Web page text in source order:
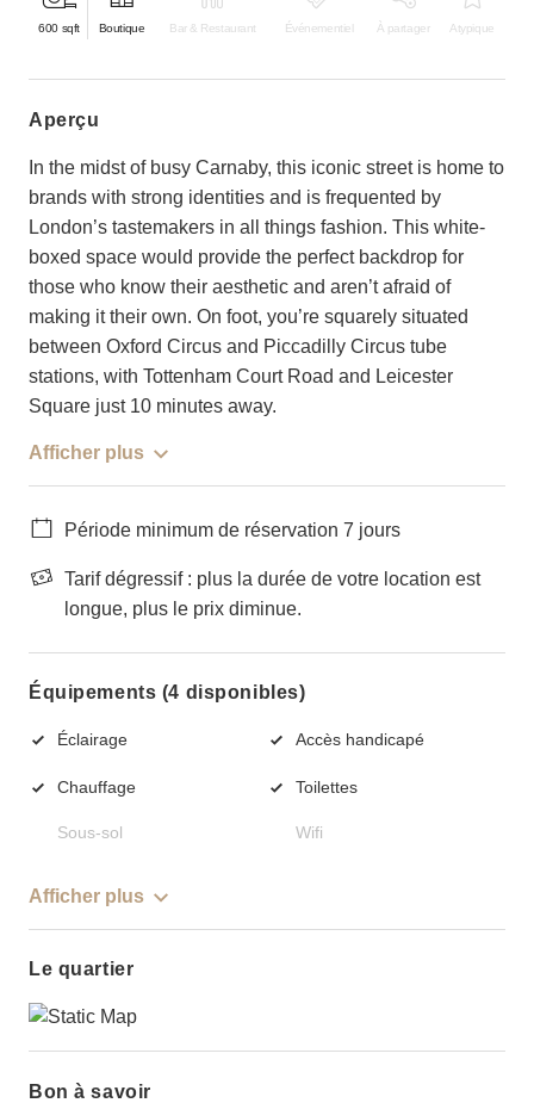
600 sqft Boutique Bar & Restaurant Événementiel À partager Atypique
aperçu
In the midst of busy Carnaby, this iconic street is home to
brands with strong identities and is frequented by
London’s tastemakers in all things fashion. This white-
boxed space would provide the perfect backdrop for
those who know their aesthetic and aren’t afraid of
making it their own. On foot, you’re squarely situated
between Oxford Circus and Piccadilly Circus tube
stations, with Tottenham Court Road and Leicester
Square just 10 minutes away.
Afficher plus
Période minimum de réservation 7 jours
Tarif dégressif : plus la durée de votre location est
longue, plus le prix diminue.
Équipements (4 disponibles)
Éclairage Accès handicapé
Chauffage Toilettes
Sous-sol Wifi
Afficher plus
Le quartier
Bon à savoir